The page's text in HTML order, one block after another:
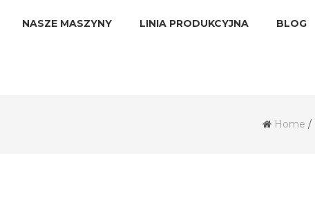
NASZE MASZYNY LINIA PRODUKCYJNA BLOG
Home /